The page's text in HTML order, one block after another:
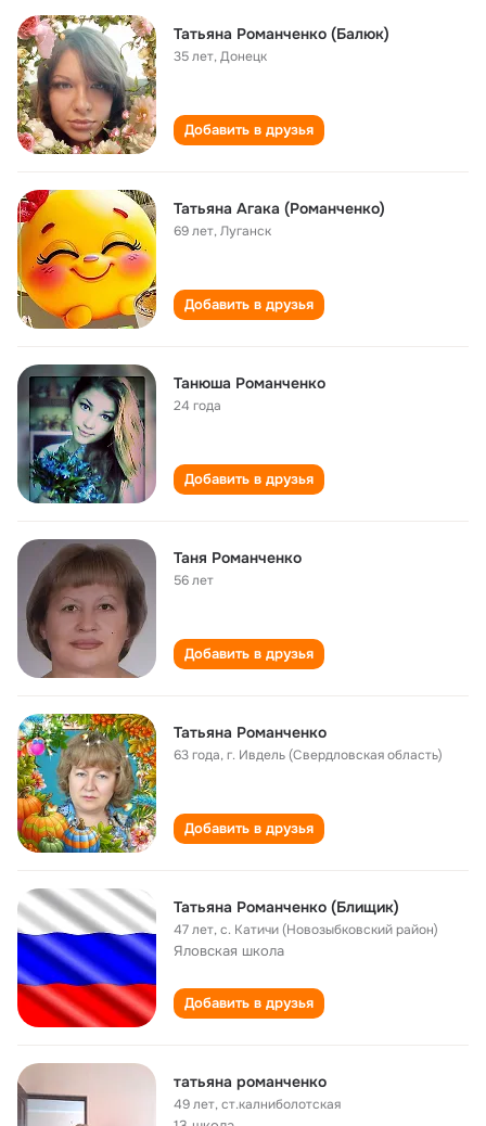
Татьяна Романченко (Балюк)
35 лет,Донецк
Добавить в друзья
Татьяна Агака (Романченко)
69 лет,Луганск
Добавить в друзья
Танюша Романченко
24 года
Добавить в друзья
Таня Романченко
56 лет
Добавить в друзья
Татьяна Романченко
63 года,г. Ивдель (Свердловская область)
Добавить в друзья
Татьяна Романченко (Блищик)
47 лет,с. Катичи (Новозыбковский район)
Яловская школа
Добавить в друзья
татьяна романченко
49 лет,ст.калниболотская